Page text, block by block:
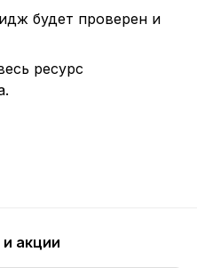
будет проверен и
ресурс
акции